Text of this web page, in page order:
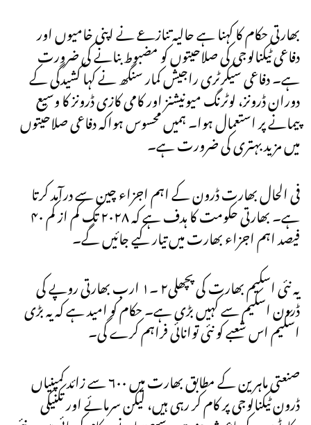
بھارتی حکام کا کہنا ہے حالیہ تنازعے نے اپنی خامیوں اور
دفاعی ٹیکنالوجی کی صلاحیتوں کو مضبوط بنانے کی ضرورت
ہے۔ دفاعی سیکرٹری راجیش کمار سنگھ نے کہا کشیدگی کے
دوران ڈرونز، لوٹرنگ میونیشنز اور کامی کازی ڈرونز کا وسیع
پیمانے پر استعمال ہوا۔ ہمیں محسوس ہواکہ دفاعی صلاحیتوں
میں مزید بہتری کی ضرورت ہے۔
فی الحال بھارت ڈرون کے اہم اجزاء چین سے درآمد کرتا
ہے۔ بھارتی حکومت کا ہدف ہے کہ ۲۰۲۸ تک کم از کم ۴۰
فیصد اہم اجزاء بھارت میں تیار کیے جائیں گے۔
یہ نئی اسکیم بھارت کی پچھلی۲ ۔۱ ارب بھارتی روپے کی
ڈرون اسکیم سے کہیں بڑی ہے۔ حکام کو امید ہے کہ یہ بڑی
اسکیم اس شعبے کو نئی توانائی فراہم کرے گی۔
صنعتی ماہرین کے مطابق بھارت میں ٦۰۰ سے زائد کمپنیاں
ڈرون ٹیکنالوجی پر کام کر رہی ہیں، لیکن سرمائے اور تکنیکی